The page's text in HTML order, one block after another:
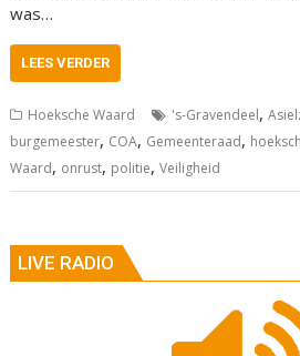
was…
LEES VERDER
Hoeksche Waard 's-Gravendeel,
burgemeester, COA, Gemeenteraad,
Waard, onrust, politie,Veiligheid
LIVE RADIO